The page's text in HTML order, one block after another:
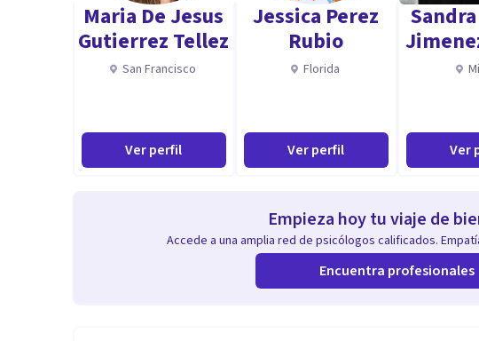
Maria De Jesus
Gutierrez Tellez
San Francisco
Ver perfil
Jessica Perez
Rubio
Florida
Ver perfil Ver
Empieza hoy tu viaje de
Accede a una amplia red de psicólogos calificados.
Encuentra profesionales